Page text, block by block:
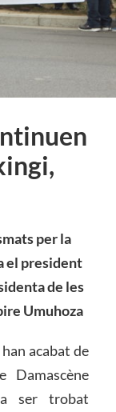
per la
el president
de les
Umuhoza
acabat de
Damascène
ser trobat